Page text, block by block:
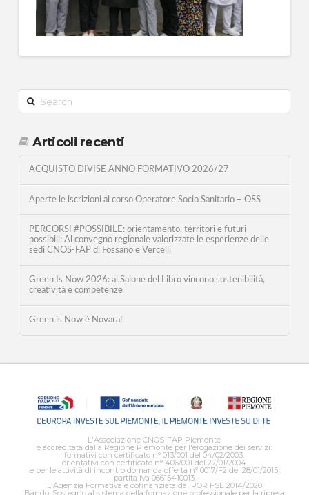
Search
Articoli recenti
ACQUISTO DIVISE ANNO FORMATIVO 2026/27
Aperte le iscrizioni al corso Operatore Socio Sanitario – OSS
PERCORSI #POSSIBILE: orientamento, territori e futuri
possibili: Al convegno regionale valorizzate le esperienze delle
sedi CNOS-FAP di Fossano e Vercelli
Green Is Now 2026: al Salone del Libro vincono sostenibilità,
creatività e competenze
Green is Now è Novara!
L'Associazione CNOS-FAP Piemonte
è accreditata dalla Regione Piemonte per l'erogazione dei servizi:
formativi con certificato n° 013/001 del 04/02/2003,
orientativi con certificato n° 406/001 del 27/01/2004
e per le attività di incontro domanda offerta n° 0017/F2 del 28/01/2015,
partita iva 06615410013
L'Agenzia Formativa è cofinanziata dal POR FSE 2014/2020